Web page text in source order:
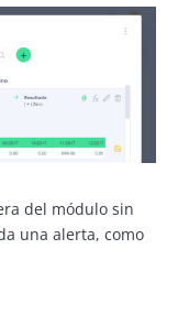
del módulo sin
una alerta, como